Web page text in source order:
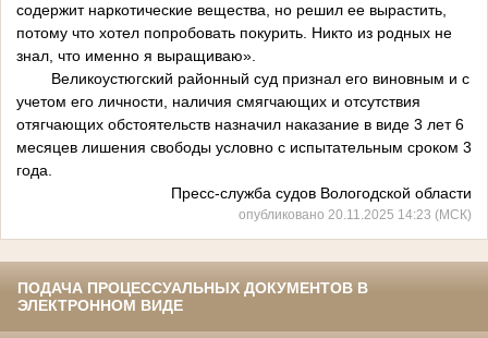
содержит наркотические вещества, но решил ее вырастить,
потому что хотел попробовать покурить. Никто из родных не
знал, что именно я выращиваю».
Великоустюгский районный суд признал его виновным и с
учетом его личности, наличия смягчающих и отсутствия
отягчающих обстоятельств назначил наказание в виде 3 лет 6
месяцев лишения свободы условно с испытательным сроком 3
года.
Пресс-служба судов Вологодской области
опубликовано 20.11.2025 14:23 (МСК)
ПОДАЧА ПРОЦЕССУАЛЬНЫХ ДОКУМЕНТОВ В
ЭЛЕКТРОННОМ ВИДЕ